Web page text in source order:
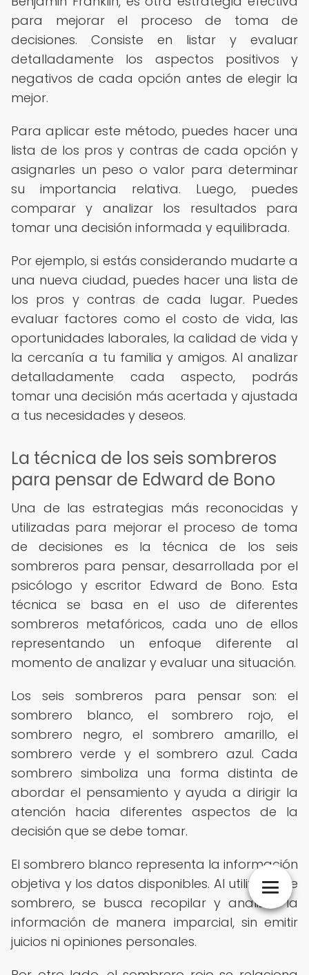
para mejorar el proceso de toma de
decisiones. Consiste en listar y evaluar
detalladamente los aspectos positivos y
negativos de cada opción antes de elegir la
mejor.
Para aplicar este método, puedes hacer una
lista de los pros y contras de cada opción y
asignarles un peso o valor para determinar
su importancia relativa. Luego, puedes
comparar y analizar los resultados para
tomar una decisión informada y equilibrada.
Por ejemplo, si estás considerando mudarte a
una nueva ciudad, puedes hacer una lista de
los pros y contras de cada lugar. Puedes
evaluar factores como el costo de vida, las
oportunidades laborales, la calidad de vida y
la cercanía a tu familia y amigos. Al analizar
detalladamente cada aspecto, podrás
tomar una decisión más acertada y ajustada
a tus necesidades y deseos.
La técnica de los seis sombreros
para pensar de Edward de Bono
Una de las estrategias más reconocidas y
utilizadas para mejorar el proceso de toma
de decisiones es la técnica de los seis
sombreros para pensar, desarrollada por el
psicólogo y escritor Edward de Bono. Esta
técnica se basa en el uso de diferentes
sombreros metafóricos, cada uno de ellos
representando un enfoque diferente al
momento de analizar y evaluar una situación.
Los seis sombreros para pensar son: el
sombrero blanco, el sombrero rojo, el
sombrero negro, el sombrero amarillo, el
sombrero verde y el sombrero azul. Cada
sombrero simboliza una forma distinta de
abordar el pensamiento y ayuda a dirigir la
atención hacia diferentes aspectos de la
decisión que se debe tomar.
El sombrero blanco representa la información
objetiva y los datos disponibles. Al utilizar este
sombrero, se busca recopilar y analizar la
información de manera imparcial, sin emitir
juicios ni opiniones personales.